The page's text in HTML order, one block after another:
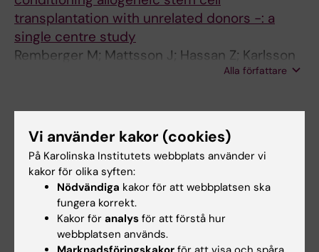
transplantation with unrelated donors -: a
single centre study
Remberger M; Mattsson J; Hassan Z; Karlsson
N; LeBlanc K; Omazic B; Okas M; Sairafi D;
Alla författare
REVIEW:LAKARTIDNINGEN.2018;115:E3W9
[New definition of and diagnostic criteria for
sepsis - Swedish use of Sepsis-3].
Brink M; Cronqvist J; Fagerberg A; Lindgren P;
Lipcsey M; Okas M; Kurland L
Vi använder kakor (cookies)
På Karolinska Institutets webbplats använder vi
kakor för olika syften:
Nödvändiga kakor för att webbplatsen ska
fungera korrekt.
Kakor för analys för att förstå hur
webbplatsen används.